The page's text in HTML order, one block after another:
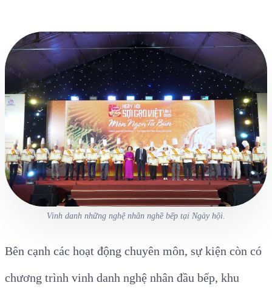
Vinh danh những nghệ nhân nghề bếp tại Ngày hội.
Bên cạnh các hoạt động chuyên môn, sự kiện còn có
chương trình vinh danh nghệ nhân đầu bếp, khu